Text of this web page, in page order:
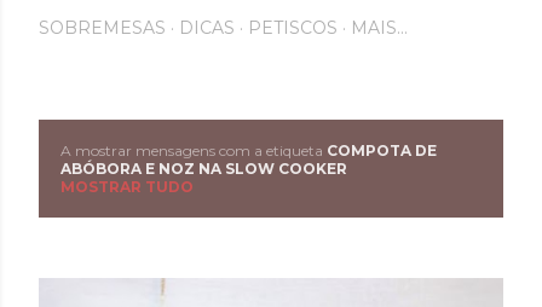
SOBREMESAS DICAS PETISCOS MAIS…
M
e
n
A mostrar mensagens com a etiqueta COMPOTA DE
ABÓBORA E NOZ NA SLOW COOKER
MOSTRAR TUDO